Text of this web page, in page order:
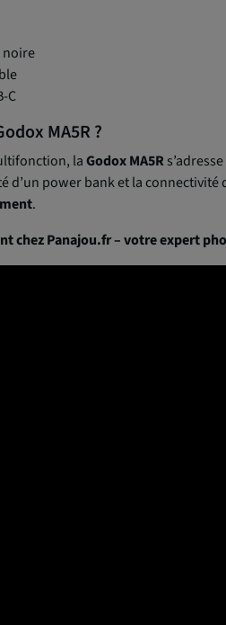
noire
C
MA5R ?
laGodox MA5R
d’un power bank et la
.
chez Panajou.fr – votre expert